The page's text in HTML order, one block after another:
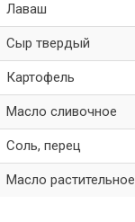
Лаваш
Сыр твердый
Картофель
Масло сливочное
Соль, перец
Масло растительное